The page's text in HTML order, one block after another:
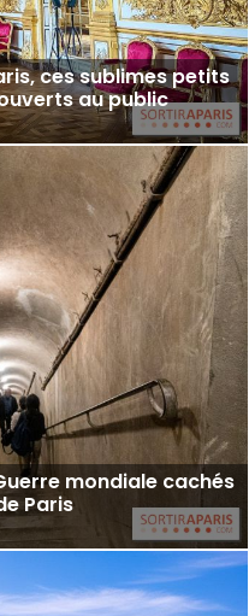
ces sublimes petits
au public
mondiale cachés
Paris